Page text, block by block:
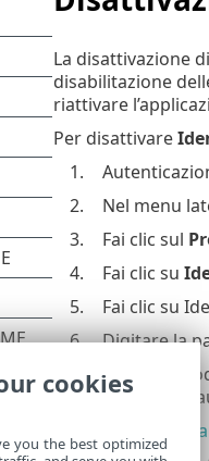
La disattivazione di
disabilitazione
riattivare
Per disattivare
1.
2.
Nel menu
3.
Fai clic sul
4.
Fai clic su
5.
Fai clic su
6.
Digitare la
7.
Inserire il
effettuare
cookies
you the best optimized